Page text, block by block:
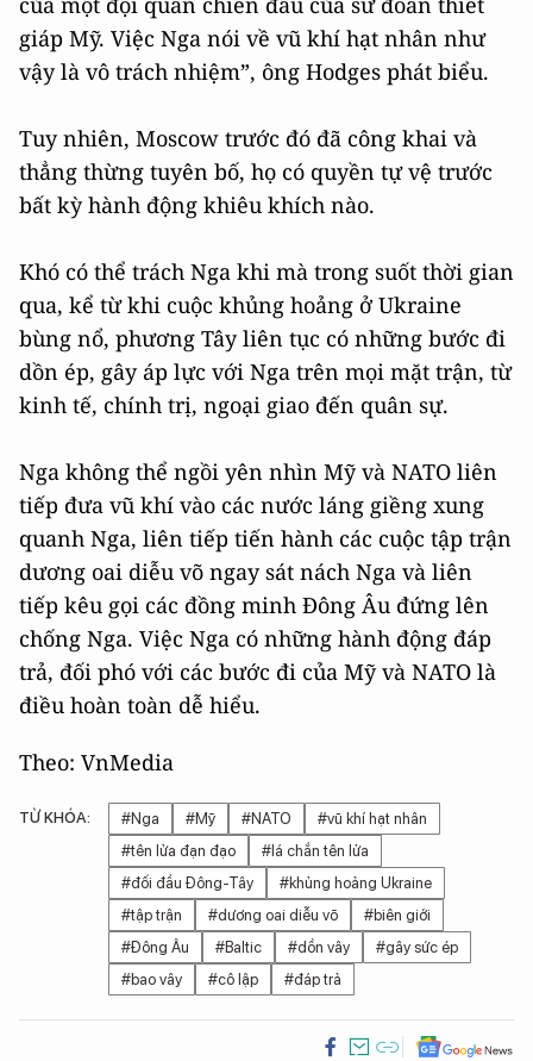
giáp Mỹ. Việc Nga nói về vũ khí hạt nhân như
vậy là vô trách nhiệm”, ông Hodges phát biểu.
Tuy nhiên, Moscow trước đó đã công khai và
thẳng thừng tuyên bố, họ có quyền tự vệ trước
bất kỳ hành động khiêu khích nào.
Khó có thể trách Nga khi mà trong suốt thời gian
qua, kể từ khi cuộc khủng hoảng ở Ukraine
bùng nổ, phương Tây liên tục có những bước đi
dồn ép, gây áp lực với Nga trên mọi mặt trận, từ
kinh tế, chính trị, ngoại giao đến quân sự.
Nga không thể ngồi yên nhìn Mỹ và NATO liên
tiếp đưa vũ khí vào các nước láng giềng xung
quanh Nga, liên tiếp tiến hành các cuộc tập trận
dương oai diễu võ ngay sát nách Nga và liên
tiếp kêu gọi các đồng minh Đông Âu đứng lên
chống Nga. Việc Nga có những hành động đáp
trả, đối phó với các bước đi của Mỹ và NATO là
điều hoàn toàn dễ hiểu.
Theo: VnMedia
TỪ KHÓA: #Nga #Mỹ #NATO
#vũ khí hạt nhân
#tên lửa đạn đạo
#lá chắn tên lửa
#đối đầu Đông-Tây
#khủng hoảng Ukraine
#tập trận
#dương oai diễu võ
#biên giới
#Đông Âu
#Baltic #dồn vây
#gây sức ép
#bao vây
#cô lập #đáp trả